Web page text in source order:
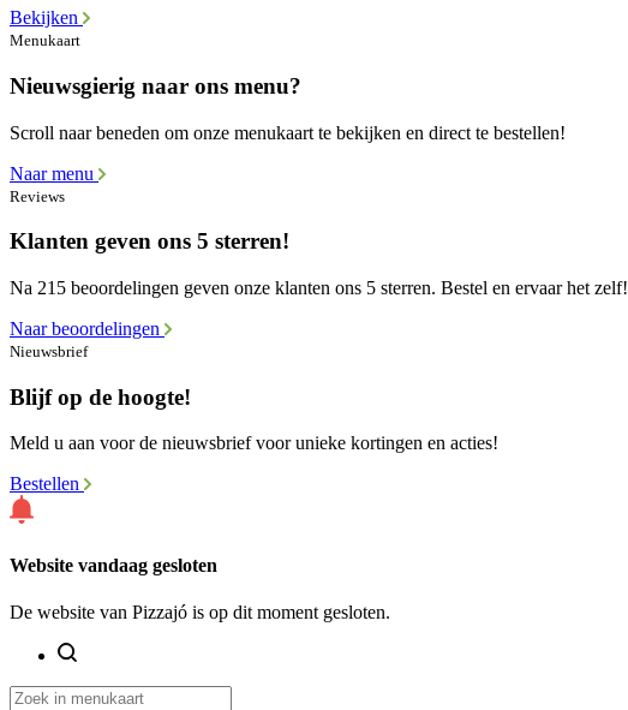
Bekijken
Menukaart
Nieuwsgierig naar ons menu?
Scroll naar beneden om onze menukaart te bekijken en direct te bestellen!
Naar menu
Reviews
Klanten geven ons 5 sterren!
Na 215 beoordelingen geven onze klanten ons 5 sterren. Bestel en ervaar het zelf!
Naar beoordelingen
Nieuwsbrief
Blijf op de hoogte!
Meld u aan voor de nieuwsbrief voor unieke kortingen en acties!
Bestellen
Website vandaag gesloten
De website van Pizzajó is op dit moment gesloten.